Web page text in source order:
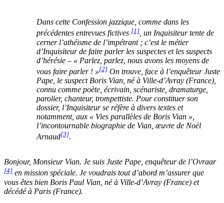
Dans cette Confession jazzique, comme dans les
précédentes entrevues fictives [1], un Inquisiteur tente de
cerner l’athéisme de l’impétrant ; c’est le métier
d’Inquisiteur de faire parler les suspectes et les suspects
d’hérésie – « Parlez, parlez, nous avons les moyens de
vous faire parler ! »[2]On trouve, face à l’enquêteur Juste
Pape, le suspect Boris Vian, né à Ville-d’Avray (France),
connu comme poète, écrivain, scénariste, dramaturge,
parolier, chanteur, trompettiste. Pour constituer son
dossier, l’Inquisiteur se réfère à divers textes et
notamment, aux « Vies parallèles de Boris Vian »,
l’incontournable biographie de Vian, œuvre de Noël
Arnaud[3].
Bonjour, Monsieur Vian. Je suis Juste Pape, enquêteur de l’Ovraar
[4] en mission spéciale. Je voudrais tout d’abord m’assurer que
vous êtes bien Boris Paul Vian, né à Ville-d’Avray (France) et
décédé à Paris (France).